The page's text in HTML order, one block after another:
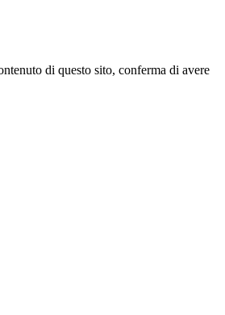
di questo sito, conferma di avere